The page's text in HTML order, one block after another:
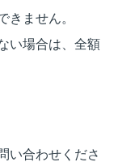
きません。
い場合は、全額
い合わせくださ